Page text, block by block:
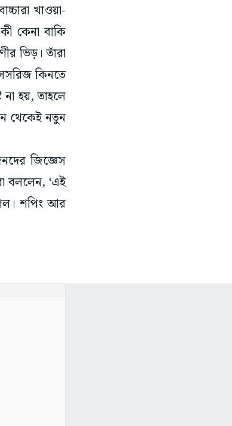
খাওয়া-
কেনা বাকি
ভিড়। তাঁরা
কিনতে
না হয়, তাহলে
থেকেই নতুন
জিজ্ঞেস
বললেন, ‘এই
শপিং আর